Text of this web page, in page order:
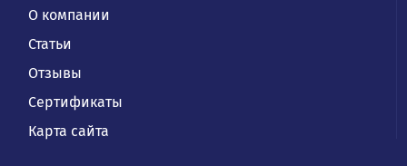
О компании
Статьи
Отзывы
Сертификаты
Карта сайта